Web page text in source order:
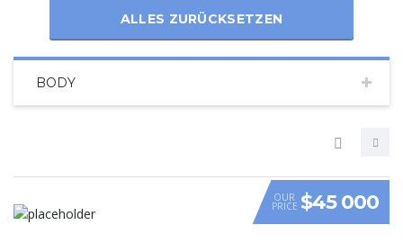
ALLES ZURÜCKSETZEN
BODY
VIDEO
OUR
PRICE $45 000